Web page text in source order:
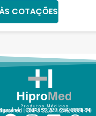
COTAÇÕES
| CNPJ 59.229.654/0001-34
| CNPJ 32.311.246/0001-70